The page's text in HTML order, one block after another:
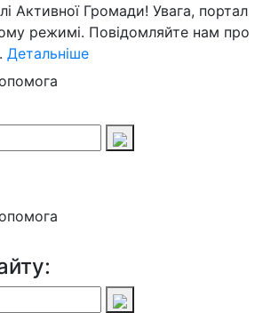
Активної Громади! Увага, портал
режимі. Повідомляйте нам про
Детальніше